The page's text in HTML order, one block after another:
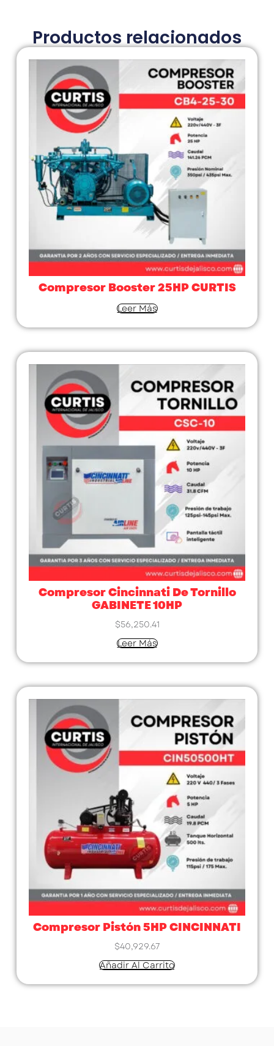
Productos relacionados
Compresor Booster 25HP CURTIS
Leer Más
Compresor Cincinnati De Tornillo
GABINETE 10HP
$56,250.41
Leer Más
Compresor Pistón 5HP CINCINNATI
$40,929.67
Añadir Al Carrito